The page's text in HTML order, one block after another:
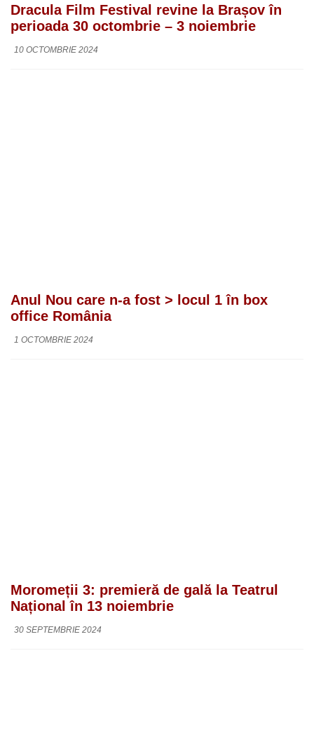
Dracula Film Festival revine la Brașov în
perioada 30 octombrie – 3 noiembrie
10 OCTOMBRIE 2024
Anul Nou care n-a fost > locul 1 în box
office România
1 OCTOMBRIE 2024
Moromeții 3: premieră de gală la Teatrul
Național în 13 noiembrie
30 SEPTEMBRIE 2024